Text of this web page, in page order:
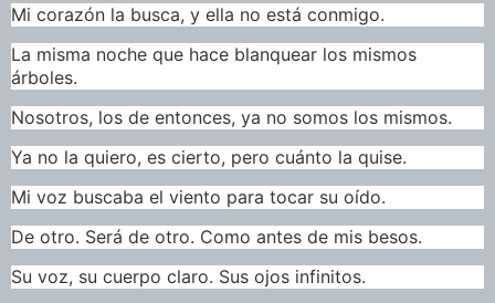
Mi corazón la busca, y ella no está conmigo.
La misma noche que hace blanquear los mismos
árboles.
Nosotros, los de entonces, ya no somos los mismos.
Ya no la quiero, es cierto, pero cuánto la quise.
Mi voz buscaba el viento para tocar su oído.
De otro. Será de otro. Como antes de mis besos.
Su voz, su cuerpo claro. Sus ojos infinitos.